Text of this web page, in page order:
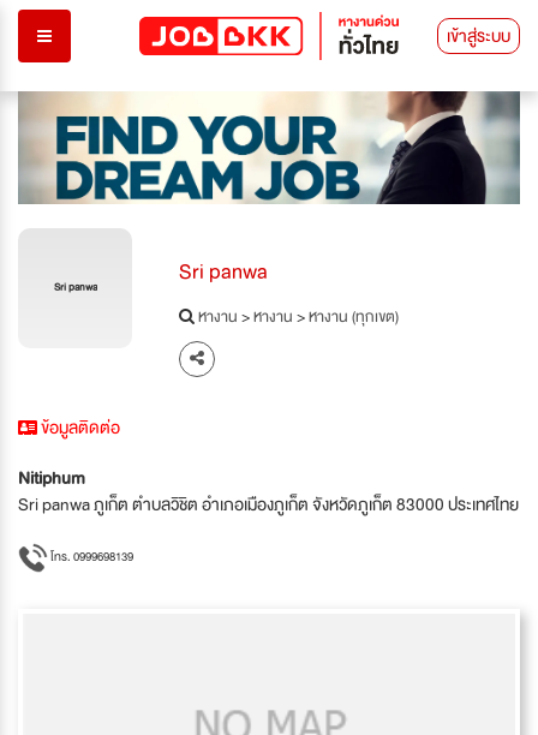
เข้าสู่ระบบ
Sri panwa Sri panwa
หางาน>หางาน>หางาน (ทุกเขต)
ข้อมูลติดต่อ
Nitiphum
Sri panwa ภูเก็ต ตำบลวิชิต อำเภอเมืองภูเก็ต จังหวัดภูเก็ต 83000 ประเทศไทย
โทร. 0999698139